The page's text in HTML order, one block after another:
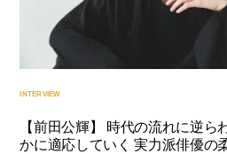
INTERVIEW
【前田公輝】 時代の流れに逆ら
かに適応していく 実力派俳優の